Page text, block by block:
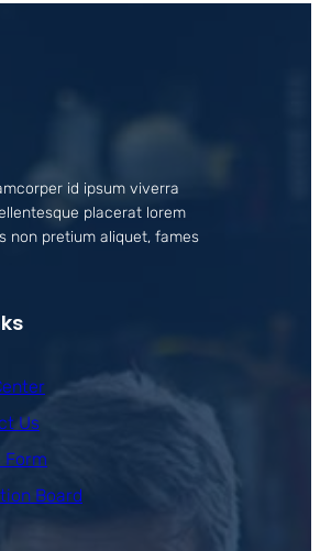
id ipsum viverra
placerat lorem
non pretium aliquet, fames
Us
Form
Board